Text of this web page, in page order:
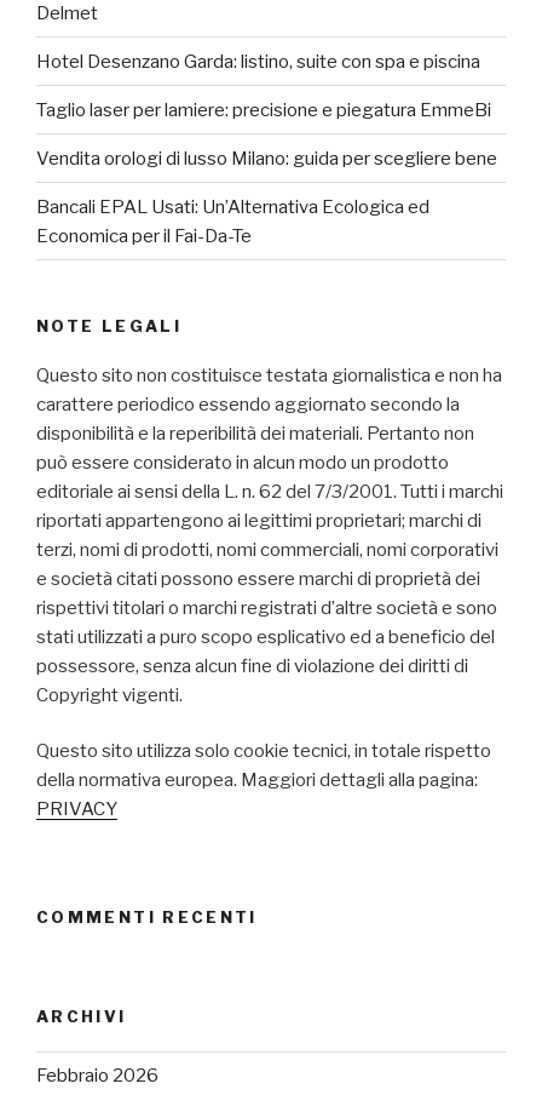
Delmet
Hotel Desenzano Garda: listino, suite con spa e piscina
Taglio laser per lamiere: precisione e piegatura EmmeBi
Vendita orologi di lusso Milano: guida per scegliere bene
Bancali EPAL Usati: Un’Alternativa Ecologica ed
Economica per il Fai-Da-Te
NOTE LEGALI
Questo sito non costituisce testata giornalistica e non ha
carattere periodico essendo aggiornato secondo la
disponibilità e la reperibilità dei materiali. Pertanto non
può essere considerato in alcun modo un prodotto
editoriale ai sensi della L. n. 62 del 7/3/2001. Tutti i marchi
riportati appartengono ai legittimi proprietari; marchi di
terzi, nomi di prodotti, nomi commerciali, nomi corporativi
e società citati possono essere marchi di proprietà dei
rispettivi titolari o marchi registrati d’altre società e sono
stati utilizzati a puro scopo esplicativo ed a beneficio del
possessore, senza alcun fine di violazione dei diritti di
Copyright vigenti.
Questo sito utilizza solo cookie tecnici, in totale rispetto
della normativa europea. Maggiori dettagli alla pagina:
PRIVACY
COMMENTI RECENTI
ARCHIVI
Febbraio 2026